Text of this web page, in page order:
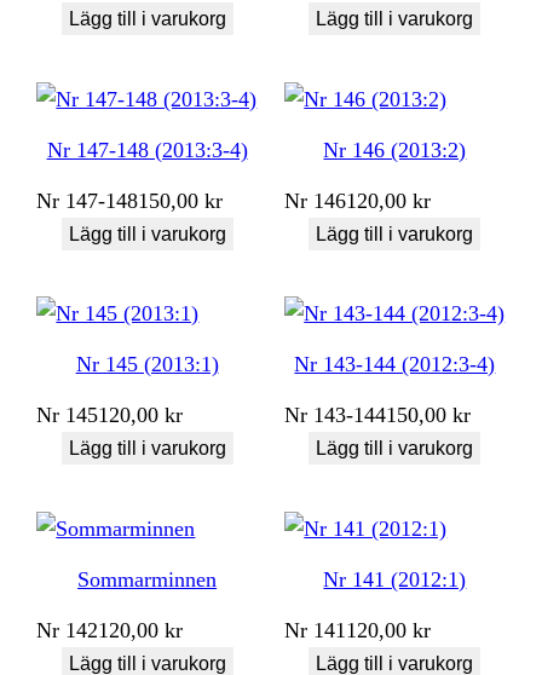
Lägg till i varukorg Lägg till i varukorg
Nr 147-148 (2013:3-4)
Nr 147-148150,00kr
Lägg till i varukorg
Nr 146 (2013:2)
Nr 146120,00kr
Lägg till i varukorg
Nr 145 (2013:1)
Nr 145120,00kr
Lägg till i varukorg
Nr 143-144 (2012:3-4)
Nr 143-144150,00kr
Lägg till i varukorg
Sommarminnen
Nr 142120,00kr
Lägg till i varukorg
Nr 141 (2012:1)
Nr 141 120,00kr
Lägg till i varukorg